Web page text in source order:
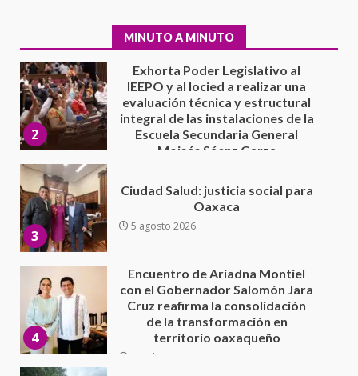
MINUTO A MINUTO
Escuela Secundaria General
Moisés Sáenz Garza
5 agosto 2026
3
Ciudad Salud: justicia social para
Oaxaca
5 agosto 2026
4
con el Gobernador Salomón Jara
Cruz reafirma la consolidación
de la transformación en
5
Secretaría de Gobierno refuerza
presencia institucional en San
Juan Mazatlán
20 julio 2026